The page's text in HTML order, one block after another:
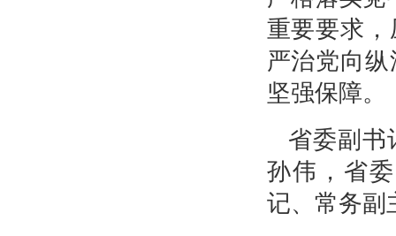
重要要求
严治党向
坚强保障。
省委副书
孙伟，省
记、常务副